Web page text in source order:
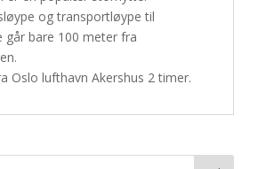
og transportløype til
går bare 100 meter fra
Oslo lufthavn Akershus 2 timer.